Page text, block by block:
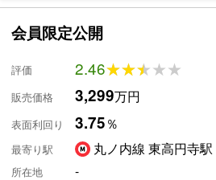
会員限定公開
評価 2.46★★★★★
★★★★★
販売価格 3,299万円
表面利回り 3.75％
最寄り駅 丸ノ内線 東高円寺
所在地 -